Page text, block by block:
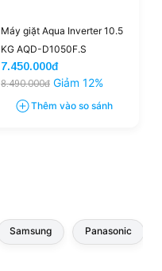
Máy giặt Aqua Inverter 10.5
KG AQD-D1050F.S
7.450.000đ
8.490.000đ Giảm 12%
Thêm vào so sánh
Samsung Panasonic